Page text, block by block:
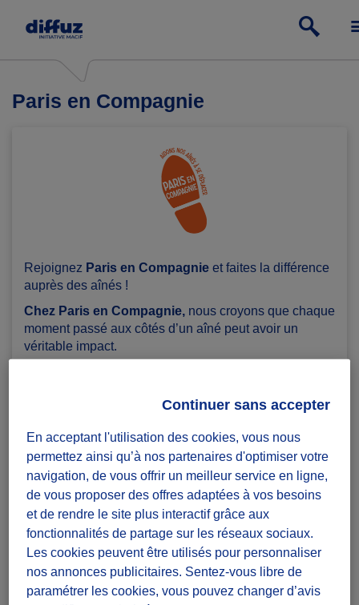
Paris en Compagnie
Rejoignez Paris en Compagnie et faites la différence
auprès des aînés !
Chez Paris en Compagnie, nous croyons que chaque
moment passé aux côtés d’un aîné peut avoir un
véritable impact.
plus, en les accompagnant dans leurs déplacements
quartier, la visite d’une exposition ou un rendez-vous
médical, chaque sortie compte.
En devenant bénévole, tu rejoins une belle aventure
humaine et contribue à rompre l’isolement des aînés.
Ton engagement participe à leur bien-être physique,
émotionnel et mental. Chaque moment partagé
renforce le lien social et crée des précieux souvenirs.
Les étapes de la mission :
En acceptant l'utilisation des cookies, vous nous
permettez ainsi qu’à nos partenaires d'optimiser votre
navigation, de vous offrir un meilleur service en ligne,
de vous proposer des offres adaptées à vos besoins
et de rendre le site plus interactif grâce aux
fonctionnalités de partage sur les réseaux sociaux.
Les cookies peuvent être utilisés pour personnaliser
nos annonces publicitaires. Sentez-vous libre de
paramétrer les cookies, vous pouvez changer d’avis
Continuer sans accepter